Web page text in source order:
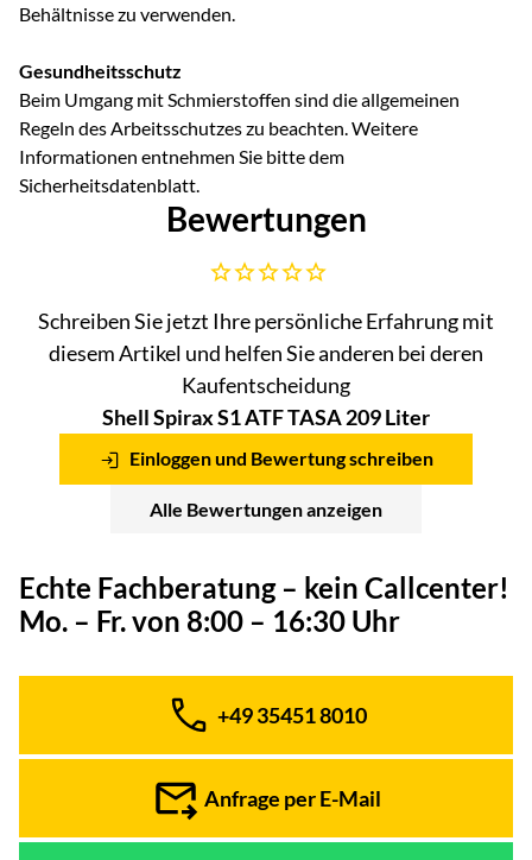
Behältnisse zu verwenden.
Gesundheitsschutz
Beim Umgang mit Schmierstoffen sind die allgemeinen
Regeln des Arbeitsschutzes zu beachten. Weitere
Informationen entnehmen Sie bitte dem
Sicherheitsdatenblatt.
Bewertungen
Noch keine Bewertungen abgegeben
Schreiben Sie jetzt Ihre persönliche Erfahrung mit
diesem Artikel und helfen Sie anderen bei deren
Kaufentscheidung
Shell Spirax S1 ATF TASA 209 Liter
Einloggen und Bewertung schreiben
Alle Bewertungen anzeigen
Echte Fachberatung – kein Callcenter!
Mo. – Fr. von 8:00 – 16:30 Uhr
Telefon:
+49 35451 8010
Anfrage per E-Mail